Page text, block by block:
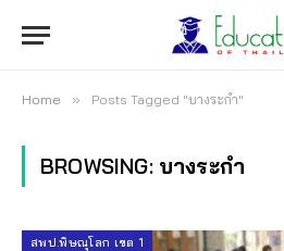
Home » Posts Tagged "บางระกำ"
BROWSING: บางระกำ
สพป.พิษณุโลก เขต 1